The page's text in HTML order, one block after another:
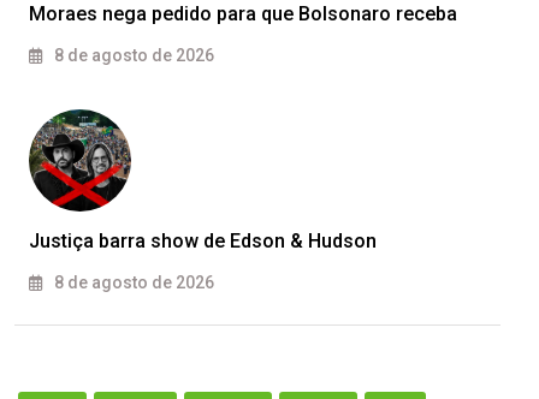
Moraes nega pedido para que Bolsonaro receba
8 de agosto de 2026
Justiça barra show de Edson & Hudson
8 de agosto de 2026